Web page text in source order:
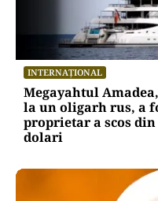
INTERNAȚIONAL
Megayahtul
la un oligarh rus, a
proprietar a scos
dolari